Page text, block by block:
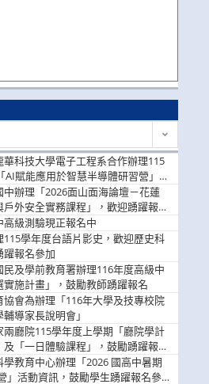
科技大學電子工程系合作辦理115
AI賦能應用於智慧半導體研習營」，
辦理「2026面山面海論壇－花蓮
外安全實務課程」，歡迎踴躍報名
高級測驗現正報名中
學年度台語片影史，歡迎歷史科
躍報名參加
及學前教育署辦理116年度高級中
施計畫」，鼓勵教師踴躍報名
會為辦理「116年大學及技專校院
導家長說明會」
廳院115學年度上學期「廳院學計
「一日體驗課程」，鼓勵踴躍報名
教育中心辦理「2026 國高中暑期
」活動資訊，鼓勵學生踴躍報名參